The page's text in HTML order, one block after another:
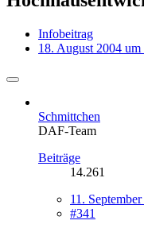
Infobeitrag
18. August 2004 um
Schmittchen
DAF-Team
Beiträge
14.261
11.
#341